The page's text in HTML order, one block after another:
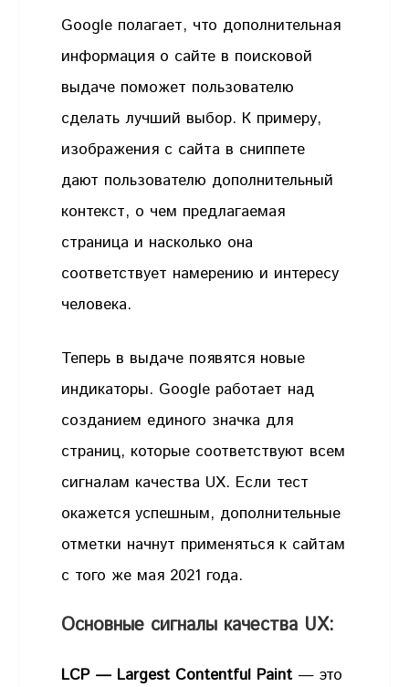
Google полагает, что дополнительная
информация о сайте в поисковой
выдаче поможет пользователю
сделать лучший выбор. К примеру,
изображения с сайта в сниппете
дают пользователю дополнительный
контекст, о чем предлагаемая
страница и насколько она
соответствует намерению и интересу
человека.
Теперь в выдаче появятся новые
индикаторы. Google работает над
созданием единого значка для
страниц, которые соответствуют всем
сигналам качества UX. Если тест
окажется успешным, дополнительные
отметки начнут применяться к сайтам
с того же мая 2021 года.
Основные сигналы качества UX:
LCP — Largest Contentful Paint— это